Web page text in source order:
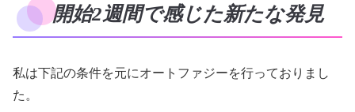
開始2週間で感じた新たな発見
私は下記の条件を元にオートファジーを行っておりまし
た。